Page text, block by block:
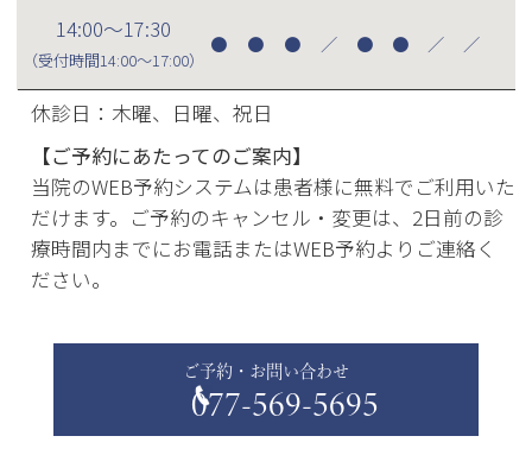
14:00～17:30
（受付時間14:00～17:00）
● ● ● ／ ● ● ／ ／
休診日：木曜、日曜、祝日
【ご予約にあたってのご案内】
当院のWEB予約システムは患者様に無料でご利用いた
だけます。ご予約のキャンセル・変更は、2日前の診
療時間内までにお電話またはWEB予約よりご連絡く
ださい。
ご予約・お問い合わせ
077-569-5695